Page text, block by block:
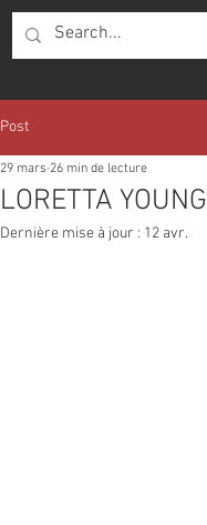
Post
LORETTA YOUNG
29 mars 26 min de lecture
Dernière mise à jour : 12 avr.